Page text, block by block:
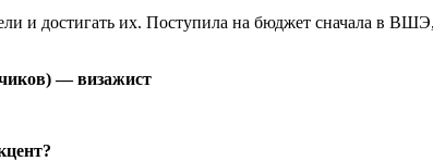
и достигать их. Поступила на бюджет сначала в
— визажист